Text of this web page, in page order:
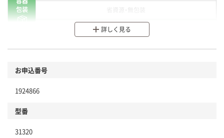
包装
分別・リサイクルしやすい設計
本体
仕組
詳しく見る
お申込番号
1924866
型番
31320